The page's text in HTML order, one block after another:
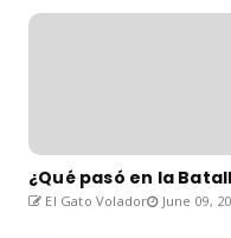
¿Qué pasó en la
El Gato Volador June 09,